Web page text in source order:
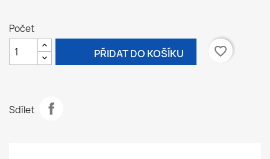
Počet
PŘIDAT DO KOŠÍKU favorite_border
Sdílet